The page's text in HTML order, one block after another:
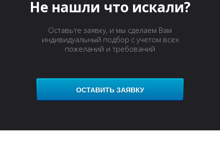
Не нашли что искали?
Оставьте заявку, и мы сделаем Вам
индивидуальный подбор с учетом всех
пожеланий и требований
ОСТАВИТЬ ЗАЯВКУ